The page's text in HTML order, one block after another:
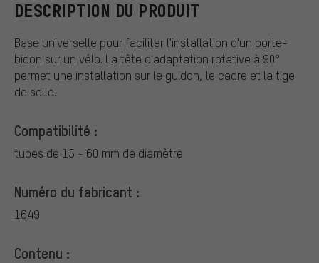
DESCRIPTION DU PRODUIT
Base universelle pour faciliter l'installation d'un porte-
bidon sur un vélo. La tête d'adaptation rotative à 90°
permet une installation sur le guidon, le cadre et la tige
de selle.
Compatibilité :
tubes de 15 - 60 mm de diamètre
Numéro du fabricant :
1649
Contenu :